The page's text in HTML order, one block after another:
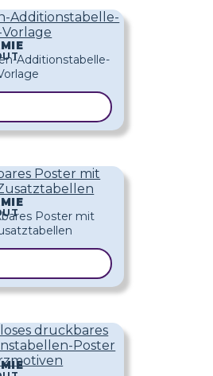
Additionstabelle-
Poster mit
druckbares
Poster